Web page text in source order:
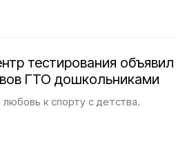
тестирования
ГТО дошкольниками
к спорту с детства.